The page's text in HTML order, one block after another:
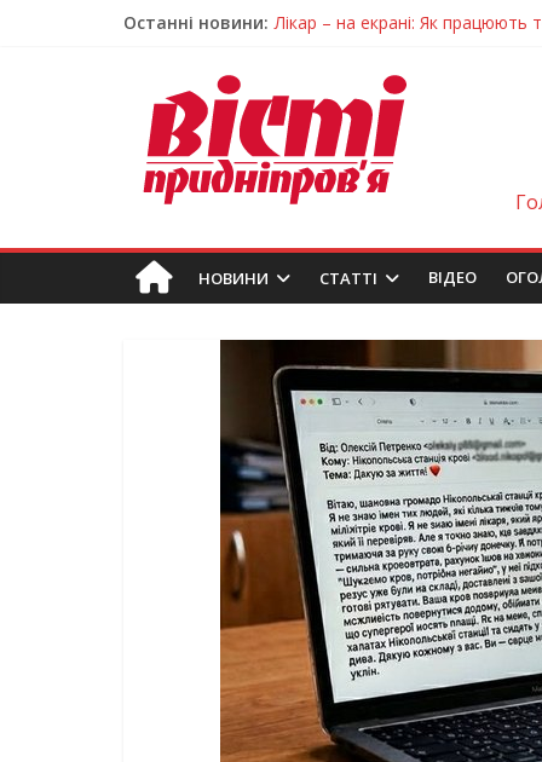
Останні новини: Лікар – на екрані: Як працюють
Пошуки тривають: на
Ветерани Дніпропетровщини
Говорити про воду без паніки:
НОВИНИ СТАТТІ ВIДЕО